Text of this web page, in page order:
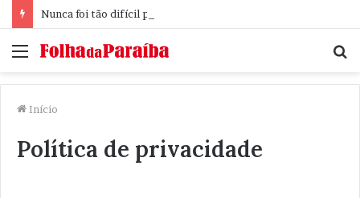
Nunca foi tão difícil pensar
Menu
Início
Política de privacidade